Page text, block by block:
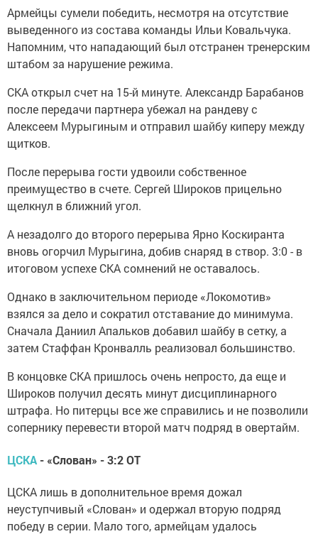
Армейцы сумели победить, несмотря на отсутствие
выведенного из состава команды Ильи Ковальчука.
Напомним, что нападающий был отстранен тренерским
штабом за нарушение режима.
СКА открыл счет на 15-й минуте. Александр Барабанов
после передачи партнера убежал на рандеву с
Алексеем Мурыгиным и отправил шайбу киперу между
щитков.
После перерыва гости удвоили собственное
преимущество в счете. Сергей Широков прицельно
щелкнул в ближний угол.
А незадолго до второго перерыва Ярно Коскиранта
вновь огорчил Мурыгина, добив снаряд в створ. 3:0 - в
итоговом успехе СКА сомнений не оставалось.
Однако в заключительном периоде «Локомотив»
взялся за дело и сократил отставание до минимума.
Сначала Даниил Апальков добавил шайбу в сетку, а
затем Стаффан Кронвалль реализовал большинство.
В концовке СКА пришлось очень непросто, да еще и
Широков получил десять минут дисциплинарного
штрафа. Но питерцы все же справились и не позволили
сопернику перевести второй матч подряд в овертайм.
ЦСКА - «Слован» - 3:2 ОТ
ЦСКА лишь в дополнительное время дожал
неуступчивый «Слован» и одержал вторую подряд
победу в серии. Мало того, армейцам удалось